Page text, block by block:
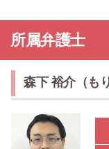
所属弁護士
森下 裕介（も